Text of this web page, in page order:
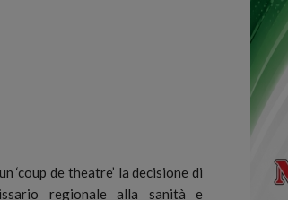
‘coup de theatre’ la decisione di
regionale alla sanità e